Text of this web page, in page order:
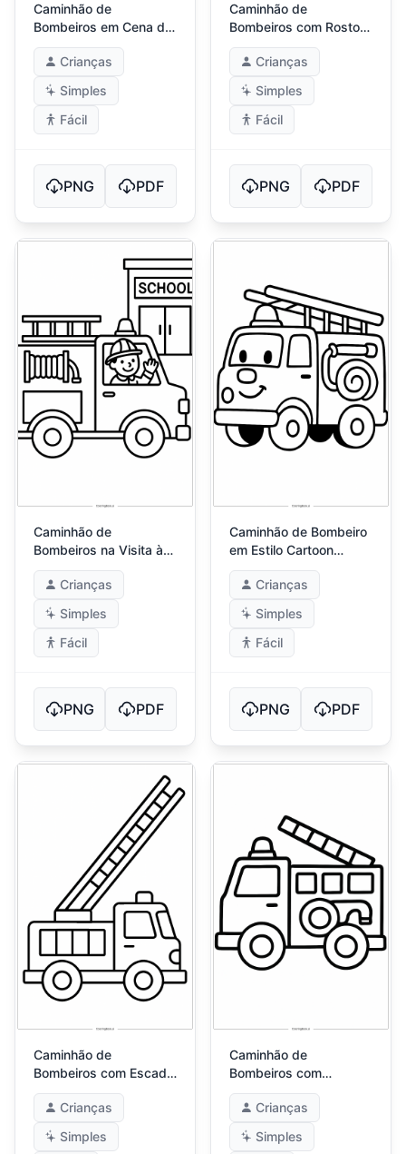
Caminhão de
Bombeiros em Cena de
Dia Ensolarado
Crianças
Simples
Fácil
PNG PDF
Caminhão de
Bombeiros com Rostos
Felizes
Crianças
Simples
Fácil
PNG PDF
Caminhão de
Bombeiros na Visita à
Escola
Crianças
Simples
Fácil
PNG PDF
Caminhão de Bombeiro
em Estilo Cartoon
Divertido
Crianças
Simples
Fácil
PNG PDF
Caminhão de
Bombeiros com Escada
Gigante
Crianças
Simples
Caminhão de
Bombeiros com
Contornos Simples
Crianças
Simples